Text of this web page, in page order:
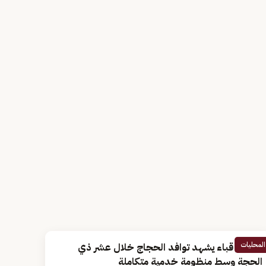
المحليات
مسجد قباء يشهد توافد الحجاج خلال عشر ذي
الحجة وسط منظومة خدمية متكاملة